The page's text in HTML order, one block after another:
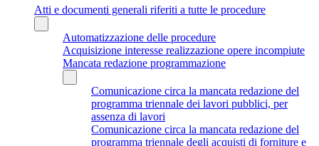
Atti e documenti generali riferiti a tutte le procedure
Automatizzazione delle procedure
Acquisizione interesse realizzazione opere incompiute
Mancata redazione programmazione
Comunicazione circa la mancata redazione del
programma triennale dei lavori pubblici, per
assenza di lavori
Comunicazione circa la mancata redazione del
programma triennale degli acquisti di forniture e